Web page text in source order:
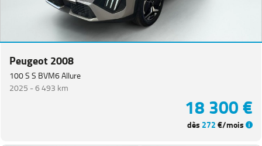
Peugeot 2008
100 S S BVM6 Allure
2025 -6 493 km
18 300 €
dès 272€/mois